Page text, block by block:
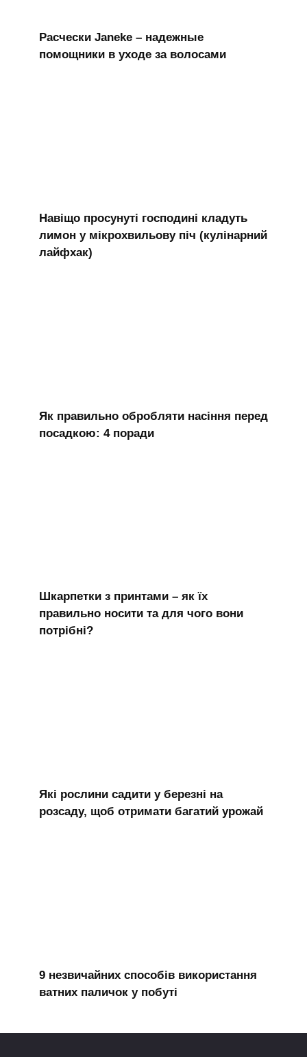
Расчески Janeke – надежные
помощники в уходе за волосами
Навіщо просунуті господині кладуть
лимон у мікрохвильову піч (кулінарний
лайфхак)
Як правильно обробляти насіння перед
посадкою: 4 поради
Шкарпетки з принтами – як їх
правильно носити та для чого вони
потрібні?
Які рослини садити у березні на
розсаду, щоб отримати багатий урожай
9 незвичайних способів використання
ватних паличок у побуті